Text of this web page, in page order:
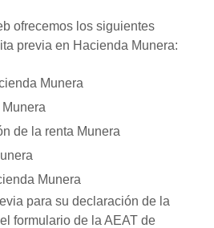
ofrecemos los siguientes
previa en Hacienda Munera:
Munera
de la renta Munera
Munera
para su declaración de la
formulario de la AEAT de